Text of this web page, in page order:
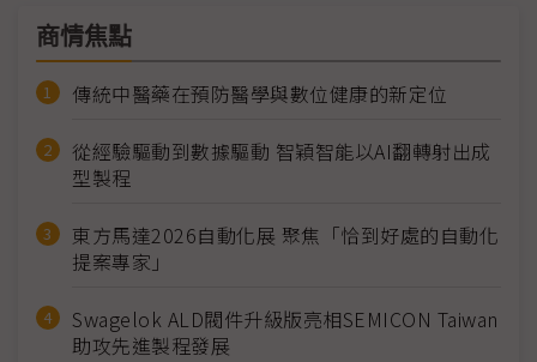
商情焦點
傳統中醫藥在預防醫學與數位健康的新定位
從經驗驅動到數據驅動 智穎智能以AI翻轉射出成
型製程
東方馬達2026自動化展 聚焦「恰到好處的自動化
提案專家」
Swagelok ALD閥件升級版亮相SEMICON Taiwan
助攻先進製程發展